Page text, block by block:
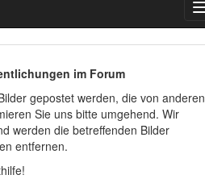
im Forum
gepostet werden, die von anderen
Sie uns bitte umgehend. Wir
werden die betreffenden Bilder
entfernen.